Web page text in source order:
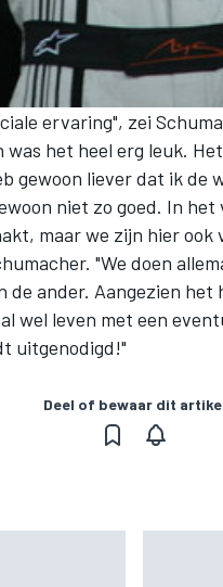
ervaring", zei
was het heel erg leuk.
gewoon liever dat ik de
niet zo goed. In het
maar we zijn hier ook
"We doen
de ander. Aangezien het
wel leven met een
uitgenodigd!"
Deel of bewaar dit